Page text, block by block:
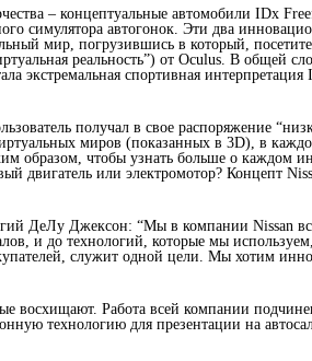
– концептуальные автомобили IDx
автогонок. Эти два
мир, погрузившись в который,
реальность”) от Oculus. В общей
экстремальная спортивная
получал в свое распоряжение
миров (показанных в 3D), в
образом, чтобы узнать больше о каждом
или электромотор? Концепт
ДеЛу Джексон: “Мы в компании Nissan
и до технологий, которые мы
служит одной цели. Мы хотим
восхищают. Работа всей компании
технологию для презентации на